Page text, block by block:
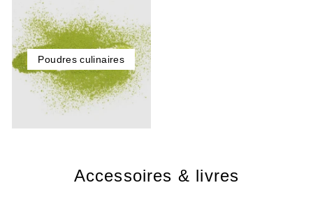
Poudres culinaires
Accessoires & livres